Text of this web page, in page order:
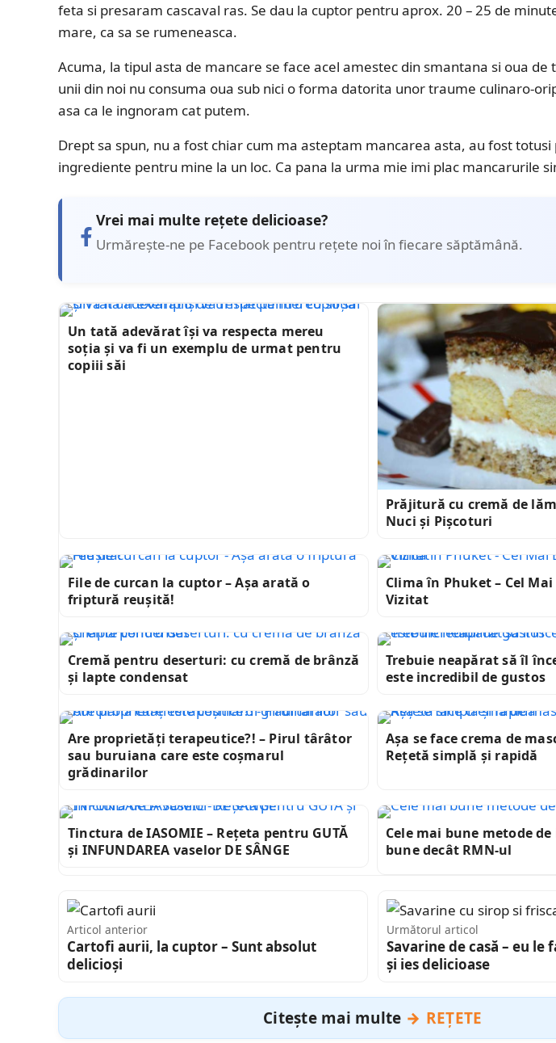
feta si presaram cascaval ras. Se dau la cuptor pentru aprox. 20 – 25 de
mare, ca sa se rumeneasca.
Acuma, la tipul asta de mancare se face acel amestec din smantana si oua de
unii din noi nu consuma oua sub nici o forma datorita unor traume culinaro-
asa ca le ingnoram cat putem.
Drept sa spun, nu a fost chiar cum ma asteptam mancarea asta, au fost
ingrediente pentru mine la un loc. Ca pana la urma mie imi plac mancarurile
Vrei mai multe rețete delicioase?
Urmărește-ne pe Facebook pentru rețete noi în fiecare săptămână.
Un tată adevărat își va respecta mereu
soția și va fi un exemplu de urmat pentru
copiii săi
Prăjitură cu cremă de
Nuci și Pișcoturi
File de curcan la cuptor – Așa arată o
friptură reușită!
Clima în Phuket – Cel
Vizitat
Cremă pentru deserturi: cu cremă de brânză
și lapte condensat
Trebuie neapărat să îl
este incredibil de gustos
Are proprietăți terapeutice?! – Pirul târâtor
sau buruiana care este coșmarul
grădinarilor
Așa se face crema de
Rețetă simplă și rapidă
Tinctura de IASOMIE – Rețeta pentru GUTĂ
și INFUNDAREA vaselor DE SÂNGE
Cele mai bune metode
bune decât RMN-ul
Articol anterior
Cartofi aurii, la cuptor – Sunt absolut
delicioși
Următorul articol
Savarine de casă – eu le
și ies delicioase
Citește mai multe REȚETE